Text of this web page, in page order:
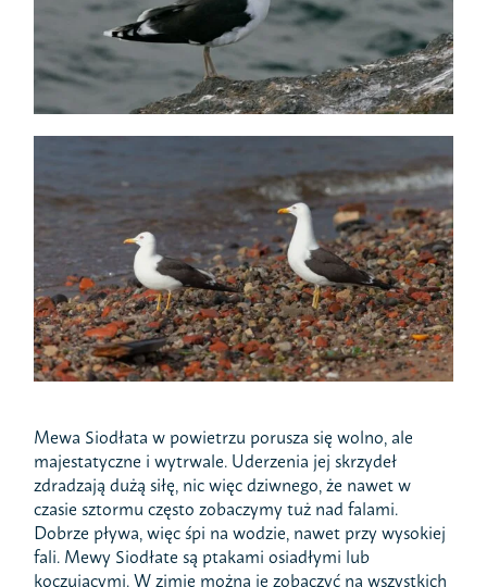
Mewa Siodłata w powietrzu porusza się wolno, ale
majestatyczne i wytrwale. Uderzenia jej skrzydeł
zdradzają dużą siłę, nic więc dziwnego, że nawet w
czasie sztormu często zobaczymy tuż nad falami.
Dobrze pływa, więc śpi na wodzie, nawet przy wysokiej
fali. Mewy Siodłate są ptakami osiadłymi lub
koczującymi. W zimie można je zobaczyć na wszystkich